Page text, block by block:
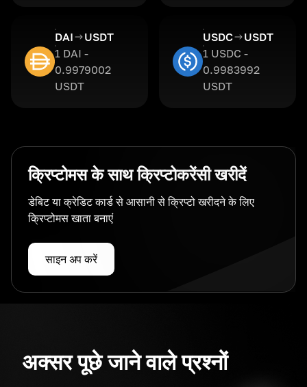
DAI
USDT
1 DAI -
0.9979002
USDT
USDC
USDT
1 USDC -
0.9983992
USDT
क्रिप्टोमस के साथ क्रिप्टोकरेंसी खरीदें
डेबिट या क्रेडिट कार्ड से आसानी से क्रिप्टो खरीदने के लिए
क्रिप्टोमस खाता बनाएं
साइन अप करें
अक्सर पूछे जाने वाले प्रश्नों